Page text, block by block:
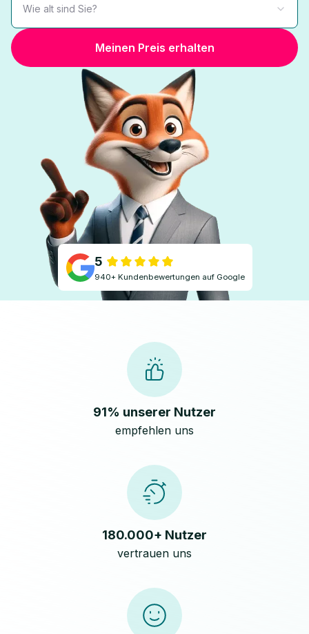
Wie alt sind Sie?
Meinen Preis erhalten
5
940+ Kundenbewertungen auf Google
91% unserer Nutzer
empfehlen uns
180.000+ Nutzer
vertrauen uns